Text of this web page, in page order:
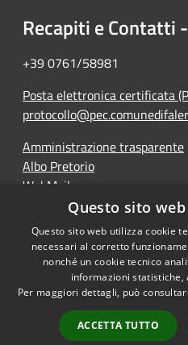
Recapiti e Contatti
+39 0761/58981
Posta elettronica certificata
Amministrazione trasparente
Albo Pretorio
WebMail
Dichiarazione di accessibilità
Accessibilità
Questo sito
Questo sito web utilizza cookie
necessari al corretto
nonché un cookie tecnico
informazioni statistiche,
Per maggiori dettagli, può
ACCETTA TUTTO